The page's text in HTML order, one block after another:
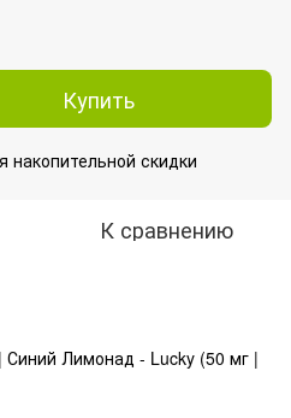
Купить
накопительной скидки
К сравнению
Синий Лимонад - Lucky (50 мг |